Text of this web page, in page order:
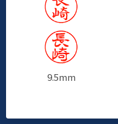
9.5mm